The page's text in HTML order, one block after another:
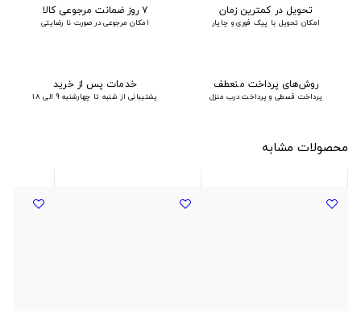
تحویل در کمترین زمان
امکان تحویل با پیک فوری و چاپار
۷ روز ضمانت مرجوعی کالا
امکان مرجوعی در صورت نا رضایتی
روش‌های پرداخت منعطف
پرداخت قسطی و پرداخت درب منزل
خدمات پس از خرید
پشتیبانی از شنبه تا چهارشنبه 9 الی 18
محصولات مشابه